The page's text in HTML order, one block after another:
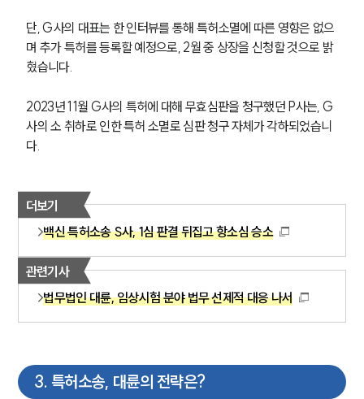
단, G사의 대표는 한 인터뷰를 통해 특허소멸에 따른 영향은 없으
며 추가 특허를 등록할 예정으로, 2월 중 상장을 신청할 것으로 밝
혔습니다.
2023년 11월 G사의 특허에 대해 무효심판을 청구했던 P사는, G
사의 소 취하로 인한 특허 소멸로 심판 청구 자체가 각하되었습니
다.
더보기
백신 특허소송 S사, 1심 판결 뒤집고 항소심 승소
관련기사
법무법인 대륜, 임상시험 분야 법무 선제적 대응 나서
3. 특허소송, 대륜의 전략은?